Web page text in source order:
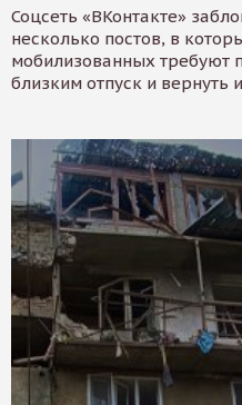
Соцсеть «ВКонтакте»
несколько постов, в
мобилизованных требуют
близким отпуск и вернуть